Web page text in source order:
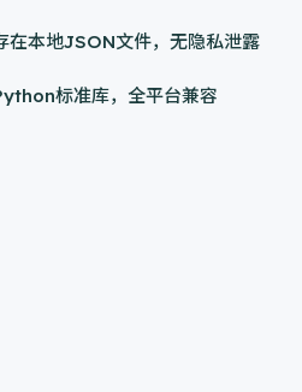
在本地JSON文件，无隐私泄露
标准库，全平台兼容